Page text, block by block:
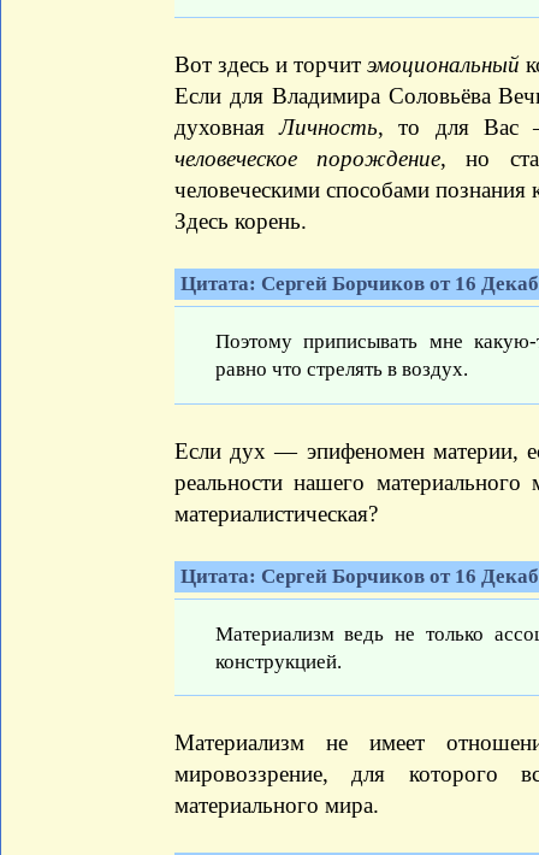
Вот здесь и торчит эмоциональный
Если для Владимира Соловьёва
духовнаяЛичность, то для
человеческое порождение, но
человеческими способами познания
Здесь корень.
Цитата: Сергей Борчиков от 16
Поэтому приписывать мне какую-
равно что стрелять в воздух.
Если дух — эпифеномен материи,
реальности нашего
материалистическая?
Цитата: Сергей Борчиков от 16
Материализм ведь не только
конструкцией.
Материализм не имеет
мировоззрение, для которого
материального мира.